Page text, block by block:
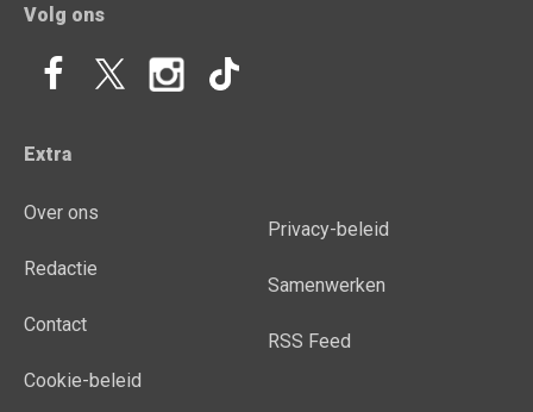
Volg ons
Extra
Over ons
Redactie
Contact
Cookie-beleid
Privacy-beleid
Samenwerken
RSS Feed